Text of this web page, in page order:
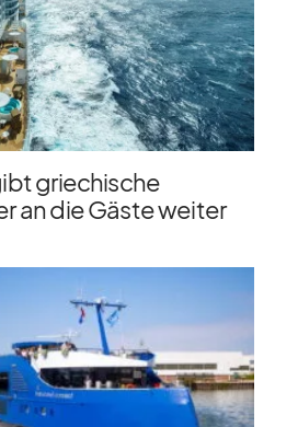
griechische
an die Gäste weiter